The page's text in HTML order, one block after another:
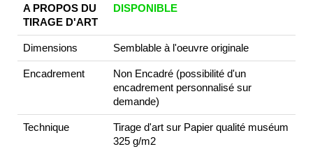
A PROPOS DU
TIRAGE D'ART
DISPONIBLE
Dimensions Semblable à l'oeuvre originale
Encadrement
Non Encadré (possibilité d'un
encadrement personnalisé sur
demande)
Technique
Tirage d'art sur Papier qualité muséum
325 g/m2